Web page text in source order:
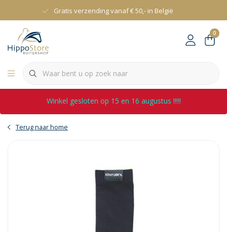
Gratis verzending vanaf € 50,- in België
0
Winkel gesloten op 15 en 16 augustus !!!!!
Terug naar home